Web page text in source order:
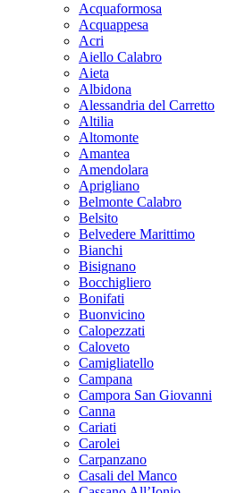
Acquaformosa
Acquappesa
Acri
Aiello Calabro
Aieta
Albidona
Alessandria del Carretto
Altilia
Altomonte
Amantea
Amendolara
Aprigliano
Belmonte Calabro
Belsito
Belvedere Marittimo
Bianchi
Bisignano
Bocchigliero
Bonifati
Buonvicino
Calopezzati
Caloveto
Camigliatello
Campana
Campora San Giovanni
Canna
Cariati
Carolei
Carpanzano
Casali del Manco